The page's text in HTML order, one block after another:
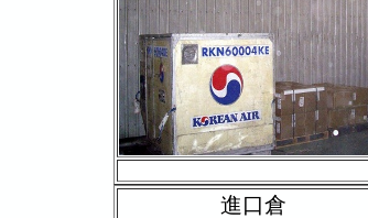
進口倉